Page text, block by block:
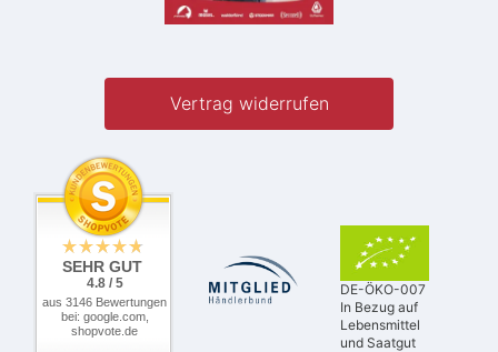
Vertrag widerrufen
SEHR GUT
4.8 / 5
aus 3146 Bewertungen
bei: google.com,
shopvote.de
DE-ÖKO-007
In Bezug auf
Lebensmittel
und Saatgut